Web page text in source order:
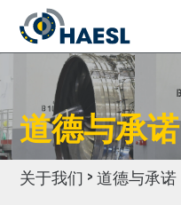
道德与承诺
关于我们 > 道德与承诺